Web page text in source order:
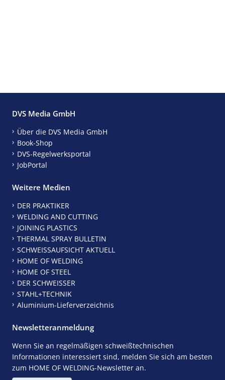
DVS Media GmbH
Über die DVS Media GmbH
Book-Shop
DVS-Regelwerksportal
JobPortal
Weitere Medien
DER PRAKTIKER
WELDING AND CUTTING
JOINING PLASTICS
THERMAL SPRAY BULLETIN
SCHWEISSAUFSICHT AKTUELL
HOME OF WELDING
HOME OF STEEL
DER SCHWEISSER
STAHL+TECHNIK
Aluminium-Lieferverzeichnis
Newsletteranmeldung
Wenn Sie an regelmäßigen schweißtechnischen
Informationen interessiert sind, melden Sie sich am besten
zum HOME OF WELDING-Newsletter an.